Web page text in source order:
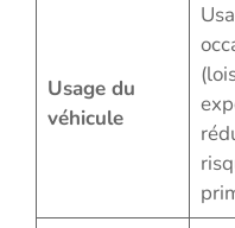
Usage du
véhicule